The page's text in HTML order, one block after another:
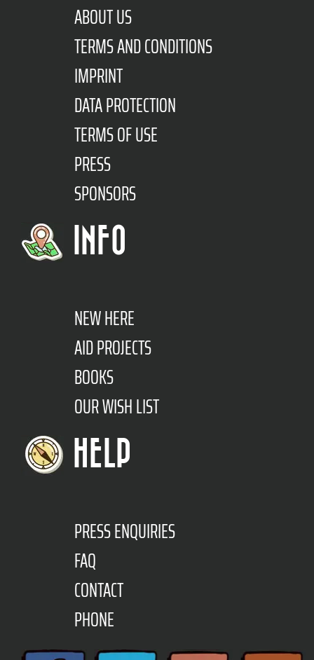
ABOUT US
TERMS AND CONDITIONS
IMPRINT
DATA PROTECTION
TERMS OF USE
PRESS
SPONSORS
INFO
NEW HERE
AID PROJECTS
BOOKS
OUR WISH LIST
HELP
PRESS ENQUIRIES
FAQ
CONTACT
PHONE